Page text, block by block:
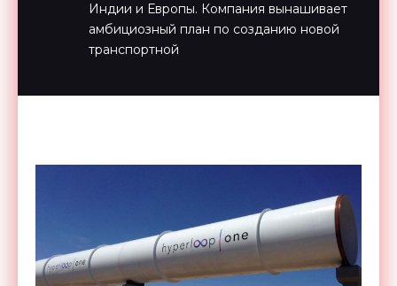
Индии и Европы. Компания вынашивает
амбициозный план по созданию новой
транспортной